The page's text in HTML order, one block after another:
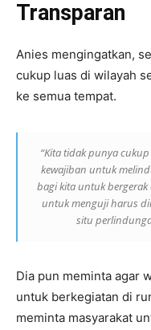
Transparan
Anies mengingatkan,
cukup luas di wilayah
ke semua tempat.
“Kita tidak punya
kewajiban untuk
bagi kita untuk bergerak
untuk menguji harus
situ
Dia pun meminta agar
untuk berkegiatan di
meminta masyarakat